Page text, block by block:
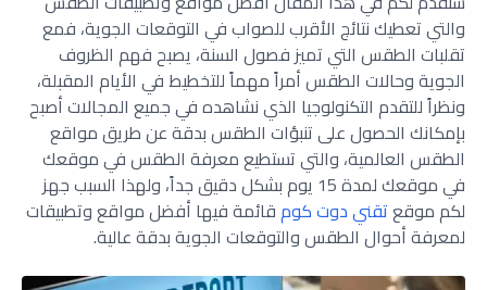
والتي تعطيك نتائج الأقرب للصواب في التوقعات الجوية، فمع
تقلبات الطقس التي تميز فصول السنة، يصبح فهم الظروف
الجوية وحالات الطقس أمراً مهماً للتخطيط في الأيام المقبلة،
ونظراً للتقدم التكنولوجيا الذي نشاهده في جميع المجالات أصبح
بإمكانك الحصول على تنبؤات الطقس بدقة عن طريق مواقع
الطقس العالمية، والتي تستطيع معرفة الطقس في موقعك
في موقعك لمدة 15 يوم بشكل دقيق جداً، ولهذا السبب جهز
لكم موقعتقني دوت كومقائمة فيها أفضل مواقع وتطبيقات
لمعرفة أحوال الطقس والتوقعات الجوية بدقة عالية.